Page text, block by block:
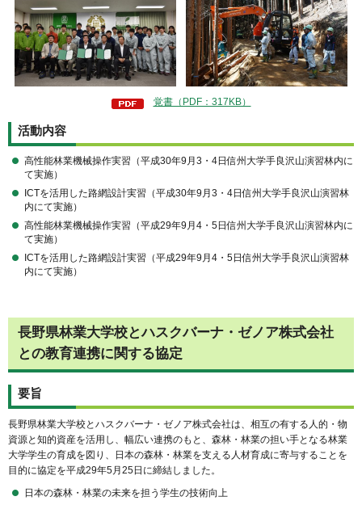
覚書（PDF：317KB）
活動内容
高性能林業機械操作実習（平成30年9月3・4日信州大学手良沢山演習林内に
て実施）
ICTを活用した路網設計実習（平成30年9月3・4日信州大学手良沢山演習林
内にて実施）
高性能林業機械操作実習（平成29年9月4・5日信州大学手良沢山演習林内に
て実施）
ICTを活用した路網設計実習（平成29年9月4・5日信州大学手良沢山演習林
内にて実施）
長野県林業大学校とハスクバーナ・ゼノア株式会社
との教育連携に関する協定
要旨
長野県林業大学校とハスクバーナ・ゼノア株式会社は、相互の有する人的・物
資源と知的資産を活用し、幅広い連携のもと、森林・林業の担い手となる林業
大学学生の育成を図り、日本の森林・林業を支える人材育成に寄与することを
目的に協定を平成29年5月25日に締結しました。
日本の森林・林業の未来を担う学生の技術向上